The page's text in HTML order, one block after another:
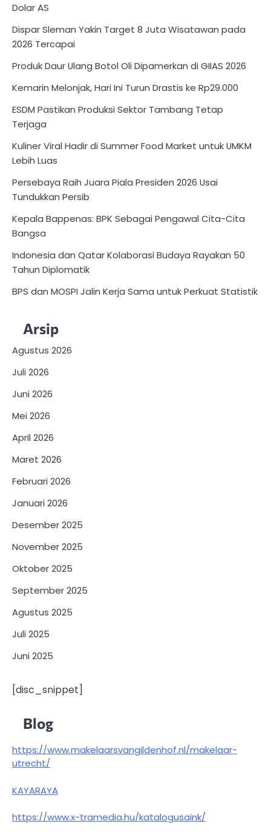
Dolar AS
Dispar Sleman Yakin Target 8 Juta Wisatawan pada
2026 Tercapai
Produk Daur Ulang Botol Oli Dipamerkan di GIIAS 2026
Kemarin Melonjak, Hari Ini Turun Drastis ke Rp29.000
ESDM Pastikan Produksi Sektor Tambang Tetap
Terjaga
Kuliner Viral Hadir di Summer Food Market untuk UMKM
Lebih Luas
Persebaya Raih Juara Piala Presiden 2026 Usai
Tundukkan Persib
Kepala Bappenas: BPK Sebagai Pengawal Cita-Cita
Bangsa
Indonesia dan Qatar Kolaborasi Budaya Rayakan 50
Tahun Diplomatik
BPS dan MOSPI Jalin Kerja Sama untuk Perkuat Statistik
Arsip
Agustus 2026
Juli 2026
Juni 2026
Mei 2026
April 2026
Maret 2026
Februari 2026
Januari 2026
Desember 2025
November 2025
Oktober 2025
September 2025
Agustus 2025
Juli 2025
Juni 2025
[disc_snippet]
Blog
https://www.makelaarsvangildenhof.nl/makelaar-
utrecht/
KAYARAYA
https://www.x-tramedia.hu/katalogusaink/